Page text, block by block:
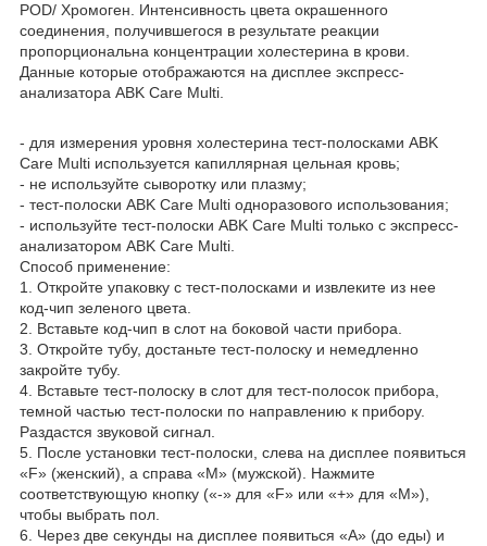
POD/ Хромоген. Интенсивность цвета окрашенного
соединения, получившегося в результате реакции
пропорциональна концентрации холестерина в крови.
Данные которые отображаются на дисплее экспресс-
анализатора ABK Care Multi.
- для измерения уровня холестерина тест-полосками ABK
Care Multi используется капиллярная цельная кровь;
- не используйте сыворотку или плазму;
- тест-полоски ABK Care Multi одноразового использования;
- используйте тест-полоски ABK Care Multi только с экспресс-
анализатором ABK Care Multi.
Способ применение:
1. Откройте упаковку с тест-полосками и извлеките из нее
код-чип зеленого цвета.
2. Вставьте код-чип в слот на боковой части прибора.
3. Откройте тубу, достаньте тест-полоску и немедленно
закройте тубу.
4. Вставьте тест-полоску в слот для тест-полосок прибора,
темной частью тест-полоски по направлению к прибору.
Раздастся звуковой сигнал.
5. После установки тест-полоски, слева на дисплее появиться
«F» (женский), а справа «М» (мужской). Нажмите
соответствующую кнопку («-» для «F» или «+» для «М»),
чтобы выбрать пол.
6. Через две секунды на дисплее появиться «А» (до еды) и